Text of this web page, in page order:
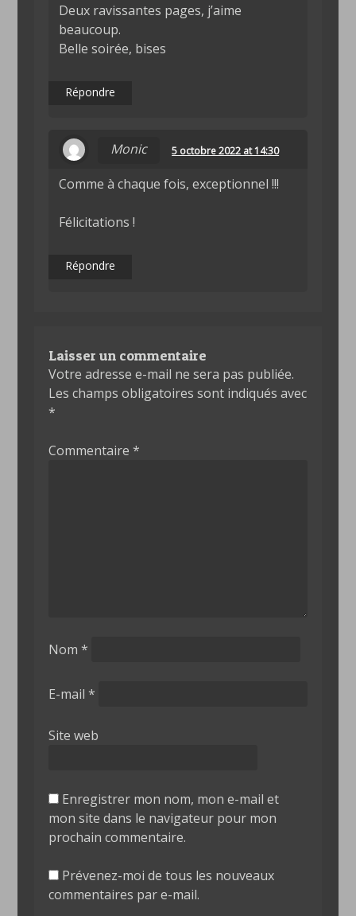
Deux ravissantes pages, j’aime
beaucoup.
Belle soirée, bises
Répondre
Monic 5 octobre 2022 at 14:30
Comme à chaque fois, exceptionnel !!!
Félicitations !
Répondre
Laisser un commentaire
Votre adresse e-mail ne sera pas publiée.
Les champs obligatoires sont indiqués avec
*
Commentaire *
Nom *
E-mail *
Site web
Enregistrer mon nom, mon e-mail et
mon site dans le navigateur pour mon
prochain commentaire.
Prévenez-moi de tous les nouveaux
commentaires par e-mail.